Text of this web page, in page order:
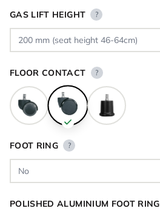
GAS LIFT HEIGHT ?
FLOOR CONTACT ?
FOOT RING ?
POLISHED ALUMINIUM FOOT RING